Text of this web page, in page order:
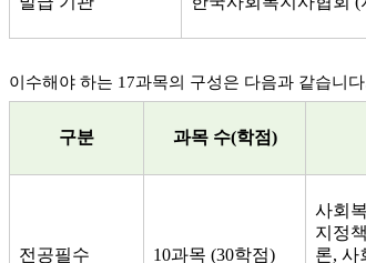
이수해야 하는 17과목의 구성은 다음과 같습니다
구분 과목 수(학점)
전공필수 10과목 (30학점)
사회
지정
론, 사